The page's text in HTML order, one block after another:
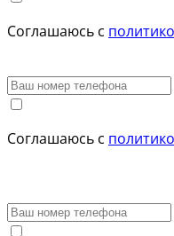
Соглашаюсь с
Соглашаюсь с